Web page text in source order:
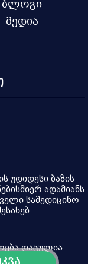
ბლოგი
მედია
უდიდესი ბაზის
ადამიანს
სამედიცინო
დაცულია.